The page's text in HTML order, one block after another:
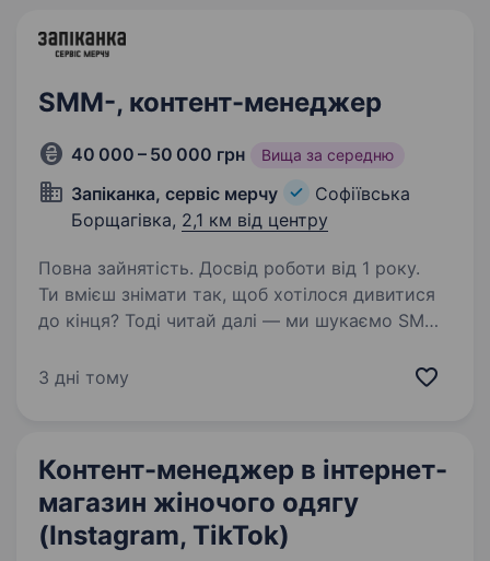
SMM-, контент-менеджер
40 000 – 50 000 грн Вища за середню
Запіканка, сервіс мерчу
Софіївська
Борщагівка, 2,1 км від центру
Повна зайнятість. Досвід роботи від 1 року.
Ти вмієш знімати так, щоб хотілося дивитися
до кінця? Тоді читай далі — ми шукаємо SMM-
бренду, не боїться камери і робить контент,
3 дні тому
Контент-менеджер в інтернет-
магазин жіночого одягу
(Instagram, TikTok)